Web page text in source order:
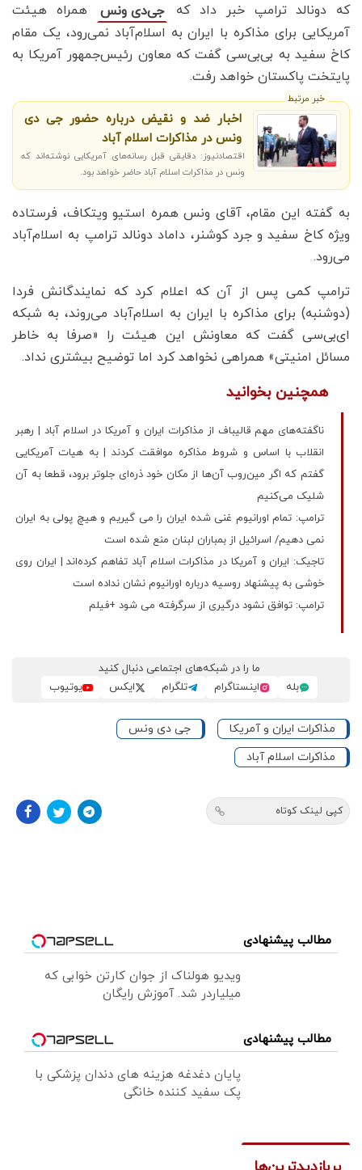
که دونالد ترامپ خبر داد که
جی‌دی‌ ونس
همراه هیئت
آمریکایی برای مذاکره با ایران به اسلام‌آباد نمی‌رود، یک مقام
کاخ سفید به بی‌بی‌سی گفت که معاون رئیس‌جمهور آمریکا به
پایتخت پاکستان خواهد رفت.
خبر مرتبط
اخبار ضد و نقیض درباره حضور جی دی
ونس در مذاکرات اسلام آباد
اقتصادنیوز: دقایقی قبل رسانه‌های آمریکایی نوشته‌اند که
ونس در مذاکرات اسلام آباد حاضر خواهد بود.
به گفته این مقام، آقای ونس همره استیو ویتکاف، فرستاده
ویژه کاخ سفید و جرد کوشنر، داماد دونالد ترامپ به اسلام‌آباد
می‌رود.
ترامپ کمی پس از آن که اعلام کرد که نمایندگانش فردا
(دوشنبه) برای مذاکره با ایران به اسلام‌آباد می‌روند، به شبکه
ای‌بی‌سی گفت که معاونش این هیئت را «صرفا به خاطر
مسائل امنیتی» همراهی نخواهد کرد اما توضیح بیشتری نداد.
همچنین بخوانید
ناگفته‌های مهم قالیباف از مذاکرات ایران و آمریکا در اسلام آباد | رهبر
انقلاب با اساس و شروط مذاکره موافقت کردند | به هیات آمریکایی
گفتم که اگر مین‌روب آن‌ها از مکان خود ذره‌ای جلوتر برود، قطعا به آن
شلیک می‌کنیم
ترامپ: تمام اورانیوم غنی شده ایران را می گیریم و هیچ پولی به ایران
نمی دهیم/ اسرائیل از بمباران لبنان منع شده است
تاجیک: ایران و آمریکا در مذاکرات اسلام آباد تفاهم‌ کرده‌اند | ایران روی
خوشی به پیشنهاد روسیه درباره اورانیوم نشان نداده است
ترامپ: توافق نشود درگیری از سرگرفته می شود +فیلم
ما را در شبکه‌های اجتماعی دنبال کنید
بله
اینستاگرام تلگرام ایکس یوتیوب
مذاکرات ایران و آمریکا
جی دی ونس
مذاکرات اسلام آباد
کپی لینک کوتاه
مطالب پیشنهادی
ویدیو هولناک از جوان کارتن خوابی که
میلیاردر شد. آموزش رایگان
مطالب پیشنهادی
پایان دغدغه هزینه های دندان پزشکی با
پک سفید کننده خانگی